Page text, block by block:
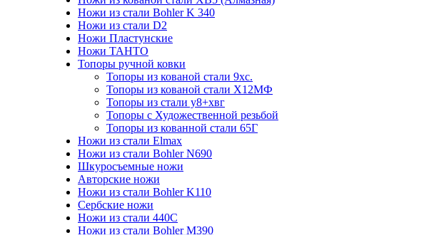
Ножи из стали Bohler K 340
Ножи из стали D2
Ножи Пластунские
Ножи ТАНТО
Топоры ручной ковки
Топоры из кованой стали 9хс.
Топоры из кованой стали Х12МФ
Топоры из стали у8+хвг
Топоры с Художественной резьбой
Топоры из кованной стали 65Г
Ножи из стали Elmax
Ножи из стали Bohler N690
Шкуросъемные ножи
Авторские ножи
Ножи из стали Bohler K110
Сербские ножи
Ножи из стали 440С
Ножи из стали Bohler M390